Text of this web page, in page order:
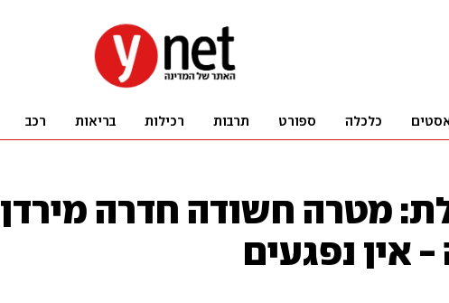
כלכלה ספורט תרבות רכילות בריאות רכב
מטרה חשודה חדרה מירדן
אין נפגעים